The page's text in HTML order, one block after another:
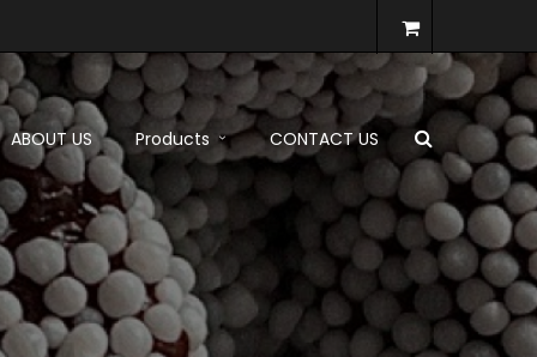
ABOUT US Products CONTACT US